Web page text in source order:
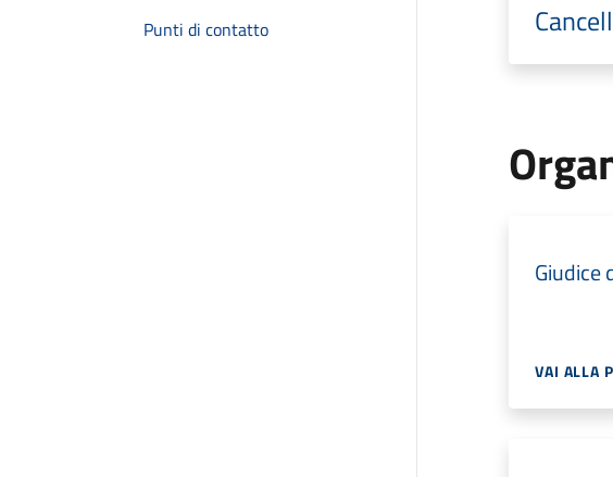
Punti di contatto
Giudice
VAI ALLA